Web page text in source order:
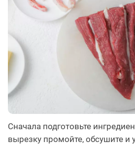
Сначала подготовьте
вырезку промойте, обсушите и